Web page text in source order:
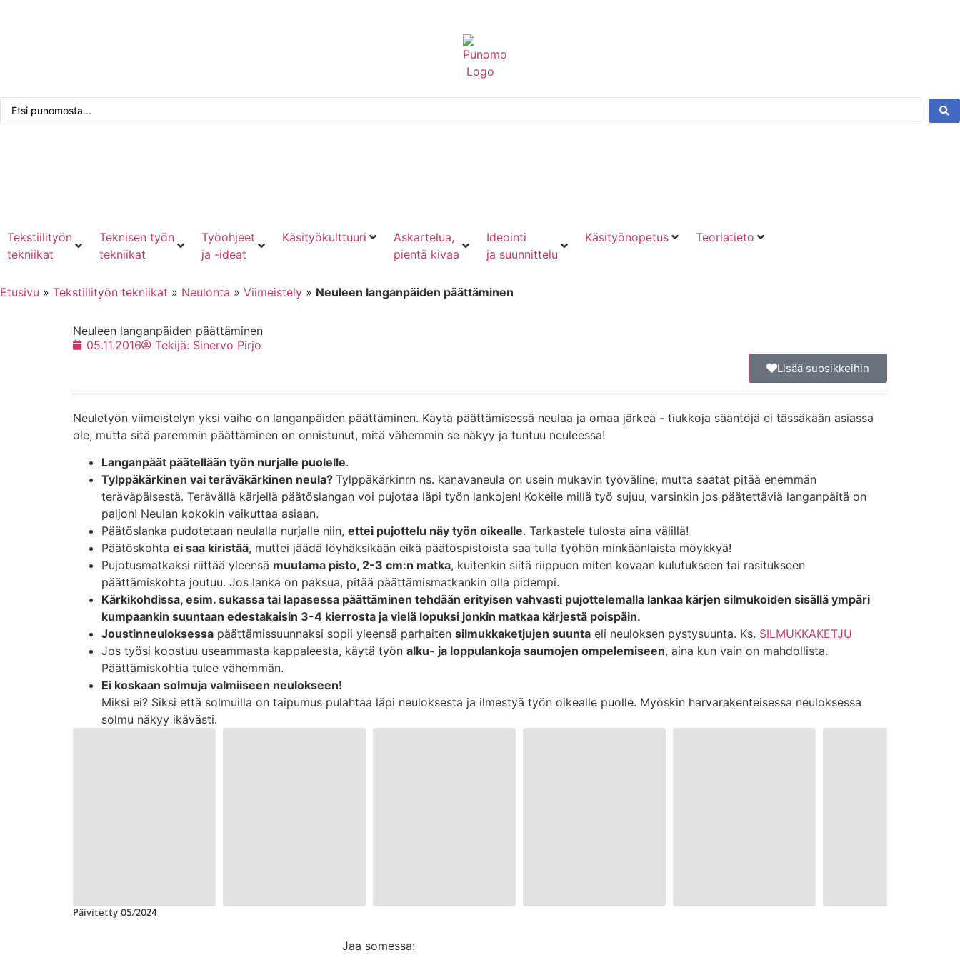
Tekstiilityön
tekniikat
Teknisen työn
tekniikat
Työohjeet
ja -ideat
Käsityökulttuuri
Askartelua,
pientä kivaa
Ideointi
ja suunnittelu
Käsityönopetus Teoriatieto
Etusivu » Tekstiilityön tekniikat » Neulonta » Viimeistely » Neuleen langanpäiden päättäminen
Neuleen langanpäiden päättäminen
05.11.2016
Tekijä: Sinervo Pirjo
Lisää suosikkeihin
Neuletyön viimeistelyn yksi vaihe on langanpäiden päättäminen. Käytä päättämisessä neulaa ja omaa järkeä - tiukkoja sääntöjä ei tässäkään asiassa
ole, mutta sitä paremmin päättäminen on onnistunut, mitä vähemmin se näkyy ja tuntuu neuleessa!
Langanpäät päätellään työn nurjalle puolelle.
Tylppäkärkinen vai teräväkärkinen neula? Tylppäkärkinrn ns. kanavaneula on usein mukavin työväline, mutta saatat pitää enemmän
teräväpäisestä. Terävällä kärjellä päätöslangan voi pujotaa läpi työn lankojen! Kokeile millä työ sujuu, varsinkin jos päätettäviä langanpäitä on
paljon! Neulan kokokin vaikuttaa asiaan.
Päätöslanka pudotetaan neulalla nurjalle niin, ettei pujottelu näy työn oikealle. Tarkastele tulosta aina välillä!
Päätöskohta ei saa kiristää, muttei jäädä löyhäksikään eikä päätöspistoista saa tulla työhön minkäänlaista möykkyä!
Pujotusmatkaksi riittää yleensä muutama pisto, 2-3 cm:n matka, kuitenkin siitä riippuen miten kovaan kulutukseen tai rasitukseen
päättämiskohta joutuu. Jos lanka on paksua, pitää päättämismatkankin olla pidempi.
Kärkikohdissa, esim. sukassa tai lapasessa päättäminen tehdään erityisen vahvasti pujottelemalla lankaa kärjen silmukoiden sisällä ympäri
kumpaankin suuntaan edestakaisin 3-4 kierrosta ja vielä lopuksi jonkin matkaa kärjestä poispäin.
Joustinneuloksessa päättämissuunnaksi sopii yleensä parhaiten silmukkaketjujen suunta eli neuloksen pystysuunta. Ks. SILMUKKAKETJU
Jos työsi koostuu useammasta kappaleesta, käytä työn alku- ja loppulankoja saumojen ompelemiseen, aina kun vain on mahdollista.
Päättämiskohtia tulee vähemmän.
Ei koskaan solmuja valmiiseen neulokseen!
Miksi ei? Siksi että solmuilla on taipumus pulahtaa läpi neuloksesta ja ilmestyä työn oikealle puolle. Myöskin harvarakenteisessa neuloksessa
solmu näkyy ikävästi.
Päivitetty 05/2024
Jaa somessa: